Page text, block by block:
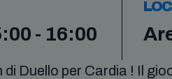
- 16:00
Duello per Cardia ! Il